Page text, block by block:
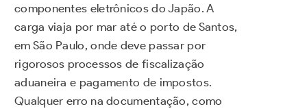
componentes eletrônicos do Japão. A
carga viaja por mar até o porto de Santos,
em São Paulo, onde deve passar por
rigorosos processos de fiscalização
aduaneira e pagamento de impostos.
Qualquer erro na documentação, como